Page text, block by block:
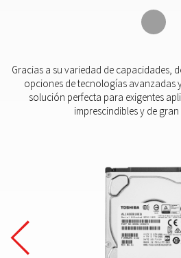
Gracias a su variedad de capacidades,
opciones de tecnologías avanzadas
solución perfecta para exigentes
imprescindibles y de